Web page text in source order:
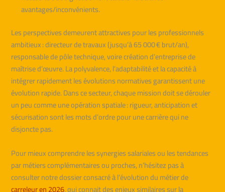
avantages/inconvénients.
Les perspectives demeurent attractives pour les professionnels
ambitieux : directeur de travaux (jusqu’à 65 000 € brut/an),
responsable de pôle technique, voire création d’entreprise de
maîtrise d’œuvre. La polyvalence, l’adaptabilité et la capacité à
intégrer rapidement les évolutions normatives garantissent une
évolution rapide. Dans ce secteur, chaque mission doit se dérouler
un peu comme une opération spatiale : rigueur, anticipation et
sécurisation sont les mots d’ordre pour une carrière qui ne
disjoncte pas.
Pour mieux comprendre les synergies salariales ou les tendances
par métiers complémentaires ou proches, n’hésitez pas à
consulter notre dossier consacré à l’évolution du métier de
carreleur en 2026, qui connait des enjeux similaires sur la